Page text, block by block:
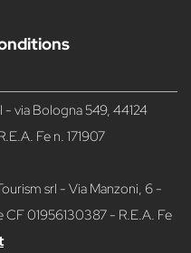
via Bologna 549, 44124
Fe n. 171907
srl - Via Manzoni, 6 -
CF 01956130387 - R.E.A. Fe